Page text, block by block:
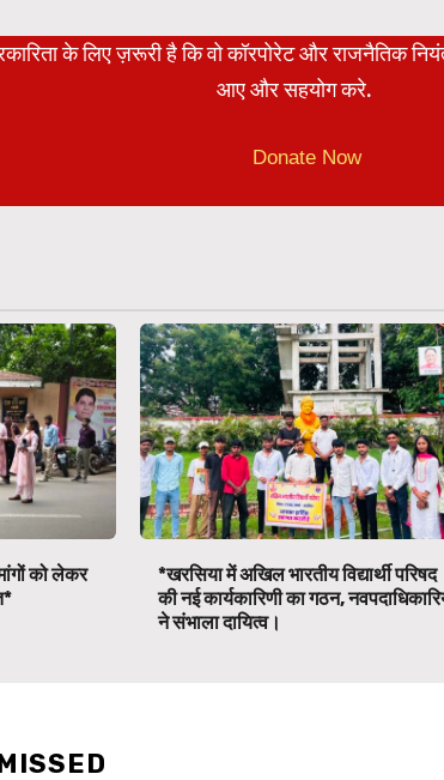
के लिए ज़रूरी है कि वो कॉरपोरेट और राजनैतिक
आए और सहयोग करे.
Donate Now
को लेकर
*खरसिया में अखिल भारतीय विद्यार्थी परिषद
की नई कार्यकारिणी का गठन,
ने संभाला दायित्व।